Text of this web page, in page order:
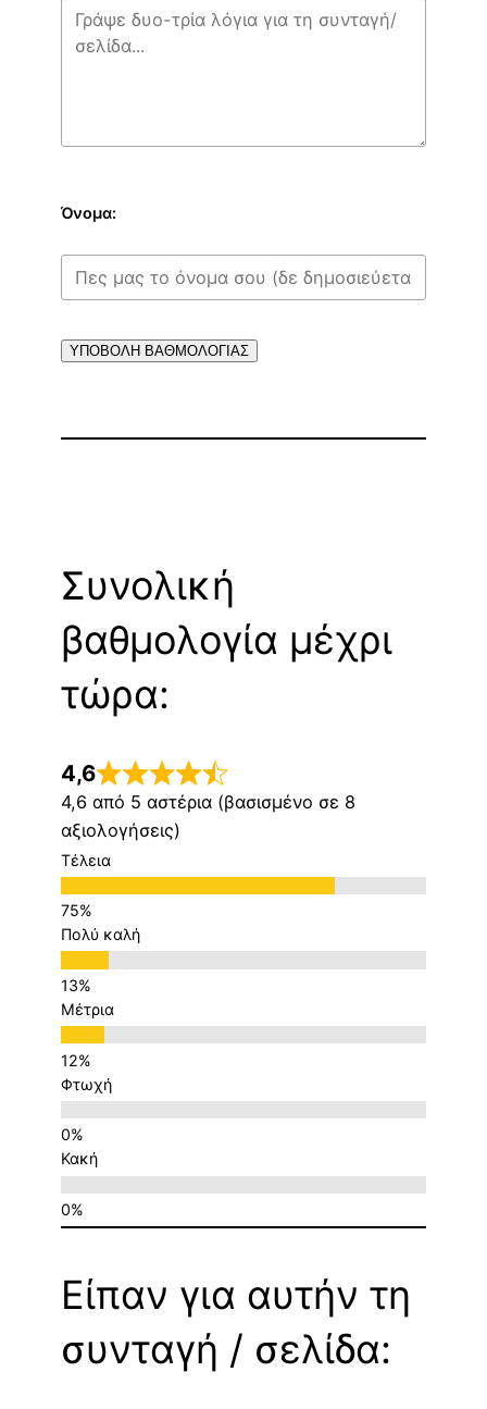
Όνομα:
ΥΠΟΒΟΛΗ ΒΑΘΜΟΛΟΓΙΑΣ
Συνολική
βαθμολογία μέχρι
τώρα:
4,6
4,6 από 5 αστέρια (βασισμένο σε 8
αξιολογήσεις)
Τέλεια
Πολύ καλή
Μέτρια
Φτωχή
Κακή
Είπαν για αυτήν τη
συνταγή / σελίδα: